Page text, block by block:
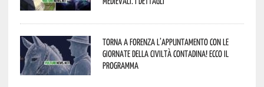
Torna a Forenza l’appuntamento con le
Giornate della Civiltà Contadina! Ecco il
programma